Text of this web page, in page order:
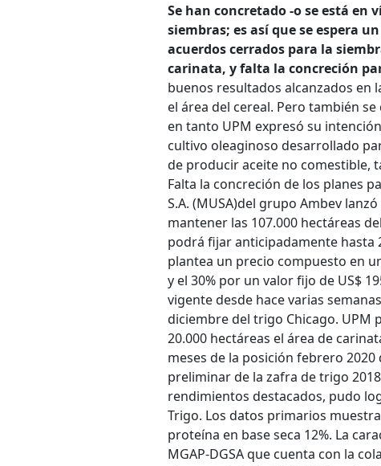
Se han concretado -o se está en
siembras; es así que se espera
acuerdos cerrados para la
carinata, y falta la concreción
buenos resultados alcanzados en
el área del cereal. Pero también
en tanto UPM expresó su
cultivo oleaginoso desarrollado
de producir aceite no comestible,
Falta la concreción de los planes
S.A. (MUSA)del grupo Ambev
mantener las 107.000 hectáreas
podrá fijar anticipadamente hasta
plantea un precio compuesto en
y el 30% por un valor fijo de US$
vigente desde hace varias
diciembre del trigo Chicago. UPM
20.000 hectáreas el área de
meses de la posición febrero
preliminar de la zafra de trigo
rendimientos destacados, pudo
Trigo. Los datos primarios
proteína en base seca 12%. La
MGAP-DGSA que cuenta con la